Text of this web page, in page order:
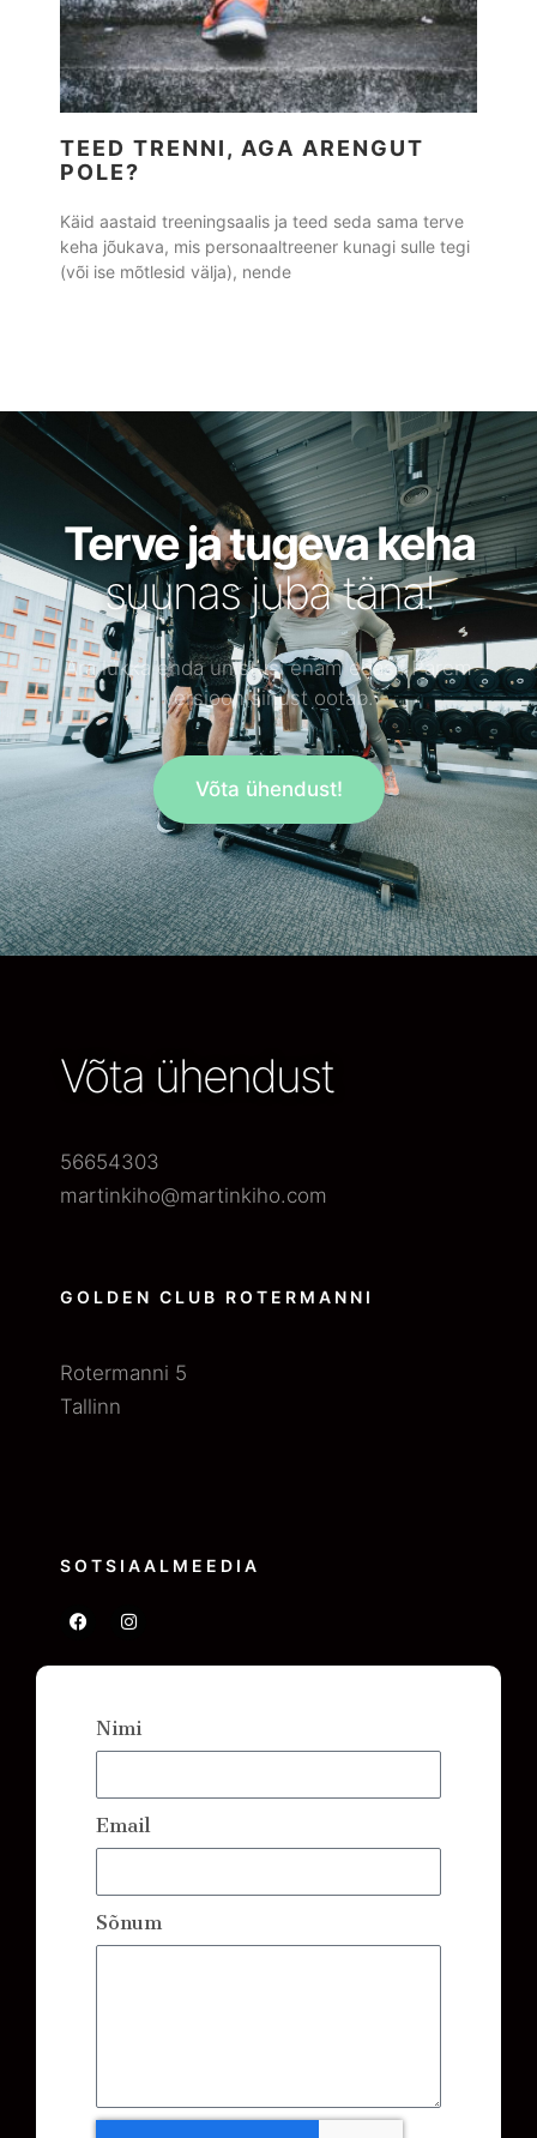
TEED TRENNI, AGA ARENGUT
POLE?
Käid aastaid treeningsaalis ja teed seda sama terve
keha jõukava, mis personaaltreener kunagi sulle tegi
(või ise mõtlesid välja), nende
Terve ja tugeva keha
suunas juba täna!
Ära lükka enda unistusi enam edasi. Parem
versioon sinust ootab.
Võta ühendust!
Võta ühendust
56654303
martinkiho@martinkiho.com
GOLDEN CLUB ROTERMANNI
Rotermanni 5
Tallinn
SOTSIAALMEEDIA
Nimi
Email
Sõnum